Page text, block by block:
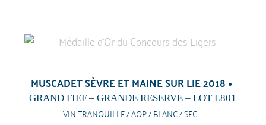
MUSCADET SÈVRE ET MAINE SUR LIE 2018
GRAND FIEF – GRANDE RESERVE – LOT L801
VIN TRANQUILLE / AOP / BLANC / SEC